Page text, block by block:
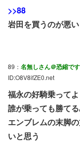
>>88
岩田を買うのが悪い
89： 名無しさん＠恐縮で
ID:O8V8ifZE0.net
福永の好騎乗って
誰が乗っても勝て
エンブレムの末脚
いと思う